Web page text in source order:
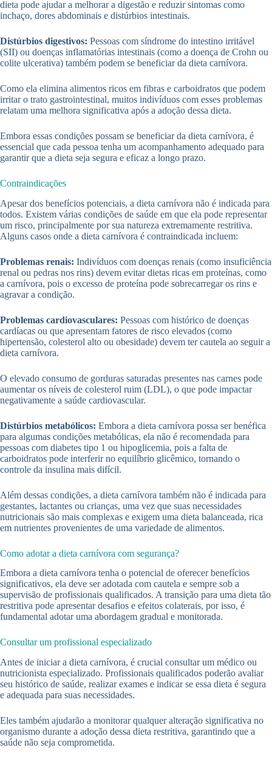
dieta pode ajudar a melhorar a digestão e reduzir sintomas como
inchaço, dores abdominais e distúrbios intestinais.
Distúrbios digestivos: Pessoas com síndrome do intestino irritável
(SII) ou doenças inflamatórias intestinais (como a doença de Crohn ou
colite ulcerativa) também podem se beneficiar da dieta carnívora.
Como ela elimina alimentos ricos em fibras e carboidratos que podem
irritar o trato gastrointestinal, muitos indivíduos com esses problemas
relatam uma melhora significativa após a adoção dessa dieta.
Embora essas condições possam se beneficiar da dieta carnívora, é
essencial que cada pessoa tenha um acompanhamento adequado para
garantir que a dieta seja segura e eficaz a longo prazo.
Contraindicações
Apesar dos benefícios potenciais, a dieta carnívora não é indicada para
todos. Existem várias condições de saúde em que ela pode representar
um risco, principalmente por sua natureza extremamente restritiva.
Alguns casos onde a dieta carnívora é contraindicada incluem:
Problemas renais: Indivíduos com doenças renais (como insuficiência
renal ou pedras nos rins) devem evitar dietas ricas em proteínas, como
a carnívora, pois o excesso de proteína pode sobrecarregar os rins e
agravar a condição.
Problemas cardiovasculares: Pessoas com histórico de doenças
cardíacas ou que apresentam fatores de risco elevados (como
hipertensão, colesterol alto ou obesidade) devem ter cautela ao seguir a
dieta carnívora.
O elevado consumo de gorduras saturadas presentes nas carnes pode
aumentar os níveis de colesterol ruim (LDL), o que pode impactar
negativamente a saúde cardiovascular.
Distúrbios metabólicos: Embora a dieta carnívora possa ser benéfica
para algumas condições metabólicas, ela não é recomendada para
pessoas com diabetes tipo 1 ou hipoglicemia, pois a falta de
carboidratos pode interferir no equilíbrio glicêmico, tornando o
controle da insulina mais difícil.
Além dessas condições, a dieta carnívora também não é indicada para
gestantes, lactantes ou crianças, uma vez que suas necessidades
nutricionais são mais complexas e exigem uma dieta balanceada, rica
em nutrientes provenientes de uma variedade de alimentos.
Como adotar a dieta carnívora com segurança?
Embora a dieta carnívora tenha o potencial de oferecer benefícios
significativos, ela deve ser adotada com cautela e sempre sob a
supervisão de profissionais qualificados. A transição para uma dieta tão
restritiva pode apresentar desafios e efeitos colaterais, por isso, é
fundamental adotar uma abordagem gradual e monitorada.
Consultar um profissional especializado
Antes de iniciar a dieta carnívora, é crucial consultar um médico ou
nutricionista especializado. Profissionais qualificados poderão avaliar
seu histórico de saúde, realizar exames e indicar se essa dieta é segura
e adequada para suas necessidades.
Eles também ajudarão a monitorar qualquer alteração significativa no
organismo durante a adoção dessa dieta restritiva, garantindo que a
saúde não seja comprometida.